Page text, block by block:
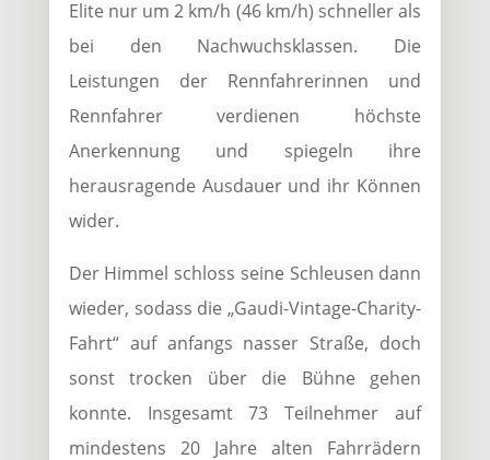
Elite nur um 2 km/h (46 km/h) schneller als
bei den Nachwuchsklassen. Die
Leistungen der Rennfahrerinnen und
Rennfahrer verdienen höchste
Anerkennung und spiegeln ihre
herausragende Ausdauer und ihr Können
wider.
Der Himmel schloss seine Schleusen dann
wieder, sodass die „Gaudi-Vintage-Charity-
Fahrt“ auf anfangs nasser Straße, doch
sonst trocken über die Bühne gehen
konnte. Insgesamt 73 Teilnehmer auf
mindestens 20 Jahre alten Fahrrädern